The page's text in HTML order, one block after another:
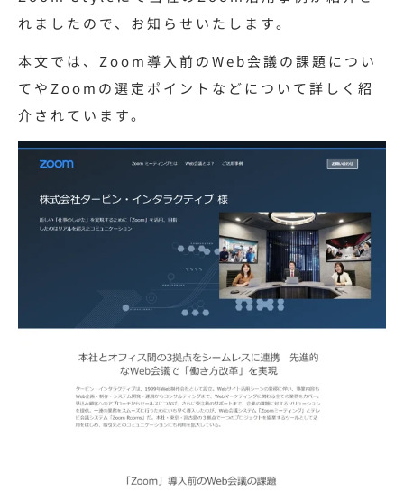
れましたので、お知らせいたします。
本文では、Zoom導入前のWeb会議の課題につい
てやZoomの選定ポイントなどについて詳しく紹
介されています。